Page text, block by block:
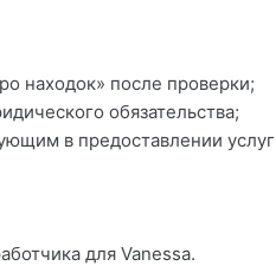
находок» после проверки;
обязательства;
в предоставлении
для Vanessa.